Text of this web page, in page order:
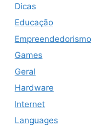
Dicas
Educação
Empreendedorismo
Games
Geral
Hardware
Internet
Languages